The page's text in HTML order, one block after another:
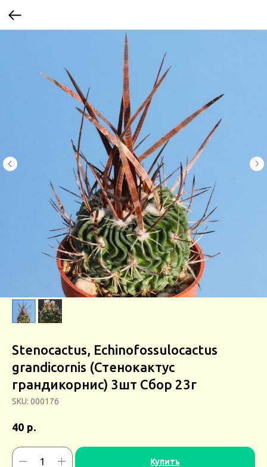
Stenocactus, Echinofossulocactus
grandicornis (Стенокактус
грандикорнис) 3шт Сбор 23г
SKU: 000176
40 р.
Купить